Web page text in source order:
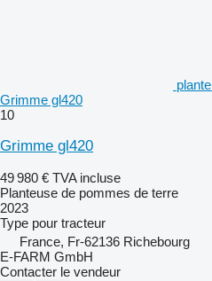
Grimme gl420
10
Grimme gl420
49 980 € TVA incluse
Planteuse de pommes de terre
2023
Type pour tracteur
France, Fr-62136 Richebourg
E-FARM GmbH
Contacter le vendeur